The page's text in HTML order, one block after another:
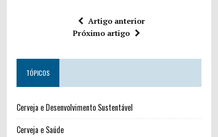
Artigo anterior
Próximo artigo
TÓPICOS
Cerveja e Desenvolvimento Sustentável
Cerveja e Saúde